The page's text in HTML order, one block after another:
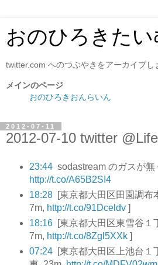
おのひろきた
twitter.com へのつぶやきをアーカイブし
メインのページ
おのひろきおんらいん
2012-07-11
2012-07-10 twitter
23:44 sodastream のガスが無
http://t.co/A65B2SI4
18:28
[東京都大田区田園調布
7m, http://t.co/91Dceldv]
18:16
[東京都大田区東雪谷１
7m, http://t.co/8Zgl5XXk]
07:24
[東京都大田区上池台１